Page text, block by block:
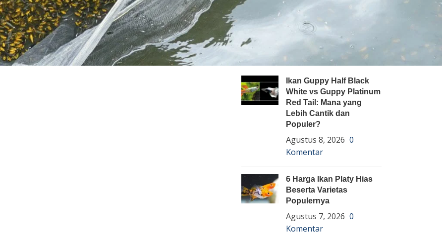
Penyakit Ikan
Teknologi dan Inovasi
ARTIKEL TERBARU
Ikan Guppy Half Black
White vs Guppy Platinum
Red Tail: Mana yang
Lebih Cantik dan
Populer?
Agustus 8, 2026 0
Komentar
6 Harga Ikan Platy Hias
Beserta Varietas
Populernya
Agustus 7, 2026 0
Komentar